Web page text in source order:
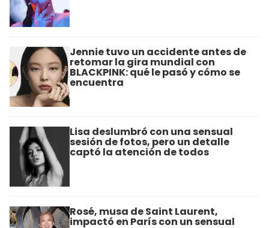
Jennie tuvo un accidente antes de
retomar la gira mundial con
BLACKPINK: qué le pasó y cómo se
encuentra
Lisa deslumbró con una sensual
sesión de fotos, pero un detalle
captó la atención de todos
Rosé, musa de Saint Laurent,
impactó en París con un sensual